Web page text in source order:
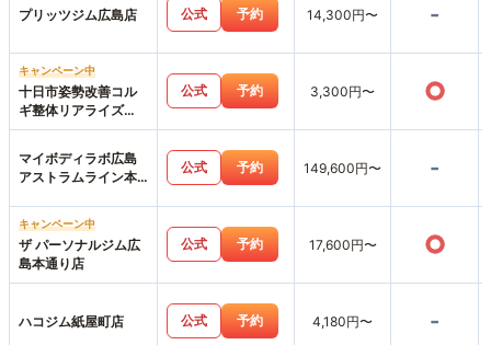
プリッツジム広島店 公式 予約 14,300円〜 -
キャンペーン中
十日市姿勢改善コル
ギ整体リアライズ
【パーソナルジムリ
アライズ】LIARAISE
公式 予約 3,300円〜 ○
マイボディラボ広島
アストラムライン本
公式 予約 149,600円〜 -
キャンペーン中
ザ パーソナルジム広
島本通り店
公式 予約 17,600円〜 ○
ハコジム紙屋町店 公式 予約 4,180円〜 -